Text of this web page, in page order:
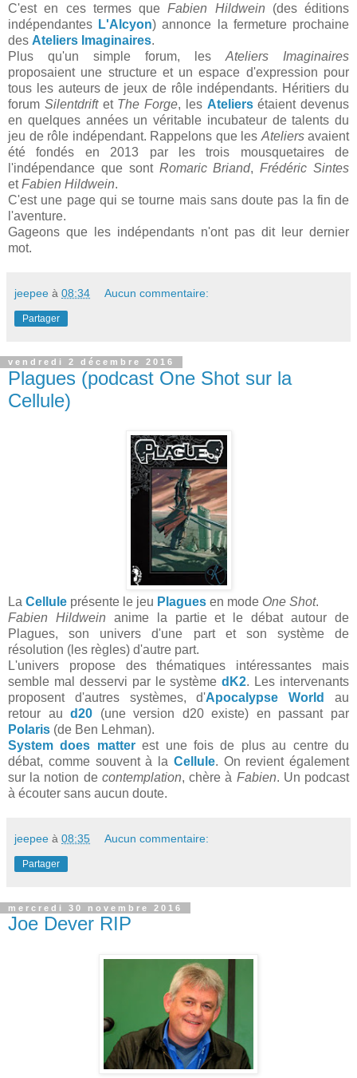
C'est en ces termes queFabien Hildwein (des éditions
indépendantes L'Alcyon) annonce la fermeture prochaine
des Ateliers Imaginaires.
Plus qu'un simple forum, les Ateliers Imaginaires
proposaient une structure et un espace d'expression pour
tous les auteurs de jeux de rôle indépendants. Héritiers du
forum Silentdrift et The Forge, les Ateliersétaient devenus
en quelques années un véritable incubateur de talents du
jeu de rôle indépendant. Rappelons que les Ateliers avaient
été fondés en 2013 par les trois mousquetaires de
l'indépendance que sont Romaric Briand,Frédéric Sintes
etFabien Hildwein.
C'est une page qui se tourne mais sans doute pas la fin de
l'aventure.
Gageons que les indépendants n'ont pas dit leur dernier
mot.
jeepee à 08:34 Aucun commentaire:
Partager
vendredi 2 décembre 2016
Plagues (podcast One Shot sur la
Cellule)
La Cellule présente le jeu Plagues en mode One Shot.
Fabien Hildwein anime la partie et le débat autour de
Plagues, son univers d'une part et son système de
résolution (les règles) d'autre part.
L'univers propose des thématiques intéressantes mais
semble mal desservi par le systèmedK2. Les intervenants
proposent d'autres systèmes, d'Apocalypse World
au
retour aud20
(une version d20 existe) en passant par
Polaris (de Ben Lehman).
System does matterest une fois de plus au centre du
débat, comme souvent à la Cellule. On revient également
sur la notion de contemplation, chère à Fabien. Un podcast
à écouter sans aucun doute.
jeepee à 08:35 Aucun commentaire:
Partager
mercredi 30 novembre 2016
Joe Dever RIP